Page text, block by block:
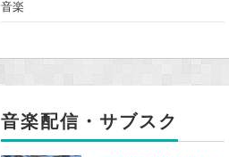
音楽
音楽配信・サブスク